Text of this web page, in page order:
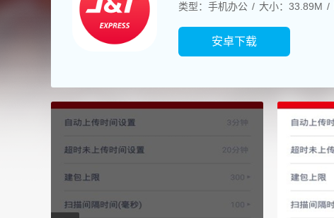
类型：手机办公 大小：33.89M
安卓下载